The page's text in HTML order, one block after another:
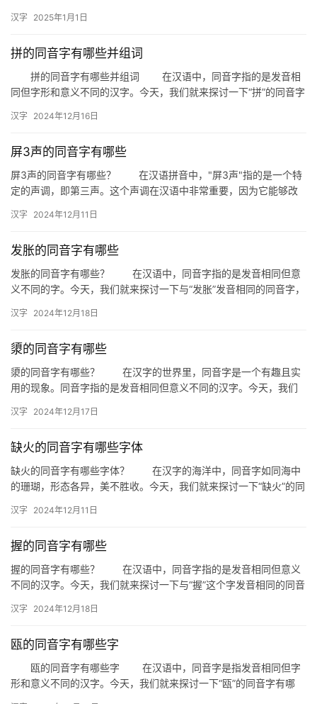
一…
汉字 2025年1月1日
拼的同音字有哪些并组词
拼的同音字有哪些并组词 在汉语中，同音字指的是发音相
同但字形和意义不同的汉字。今天，我们就来探讨一下“拼”的同音字
汉字 2024年12月16日
屏3声的同音字有哪些
屏3声的同音字有哪些？ 在汉语拼音中，"屏3声"指的是一个特
定的声调，即第三声。这个声调在汉语中非常重要，因为它能够改
汉字 2024年12月11日
发胀的同音字有哪些
发胀的同音字有哪些？ 在汉语中，同音字指的是发音相同但意
义不同的字。今天，我们就来探讨一下与“发胀”发音相同的同音字，
汉字 2024年12月18日
澃的同音字有哪些
澃的同音字有哪些？ 在汉字的世界里，同音字是一个有趣且实
用的现象。同音字指的是发音相同但意义不同的汉字。今天，我们
汉字 2024年12月17日
缺火的同音字有哪些字体
缺火的同音字有哪些字体？ 在汉字的海洋中，同音字如同海中
的珊瑚，形态各异，美不胜收。今天，我们就来探讨一下“缺火”的同
汉字 2024年12月11日
握的同音字有哪些
握的同音字有哪些？ 在汉语中，同音字指的是发音相同但意义
不同的汉字。今天，我们就来探讨一下与“握”这个字发音相同的同音
汉字 2024年12月18日
瓯的同音字有哪些字
瓯的同音字有哪些字 在汉语中，同音字是指发音相同但字
形和意义不同的汉字。今天，我们就来探讨一下“瓯”的同音字有哪